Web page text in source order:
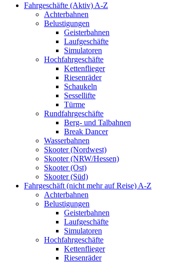
Fahrgeschäfte (Aktiv) A-Z
Achterbahnen
Belustigungen
Geisterbahnen
Laufgeschäfte
Simulatoren
Hochfahrgeschäfte
Kettenflieger
Riesenräder
Schaukeln
Sessellifte
Türme
Rundfahrgeschäfte
Berg- und Talbahnen
Break Dancer
Wasserbahnen
Skooter (Nordwest)
Skooter (NRW/Hessen)
Skooter (Ost)
Skooter (Süd)
Fahrgeschäft (nicht mehr auf Reise) A-Z
Achterbahnen
Belustigungen
Geisterbahnen
Laufgeschäfte
Simulatoren
Hochfahrgeschäfte
Kettenflieger
Riesenräder